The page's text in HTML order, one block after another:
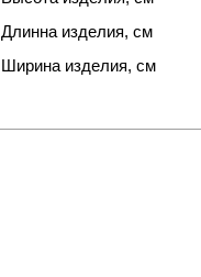
Длинна изделия, см
Ширина изделия, см